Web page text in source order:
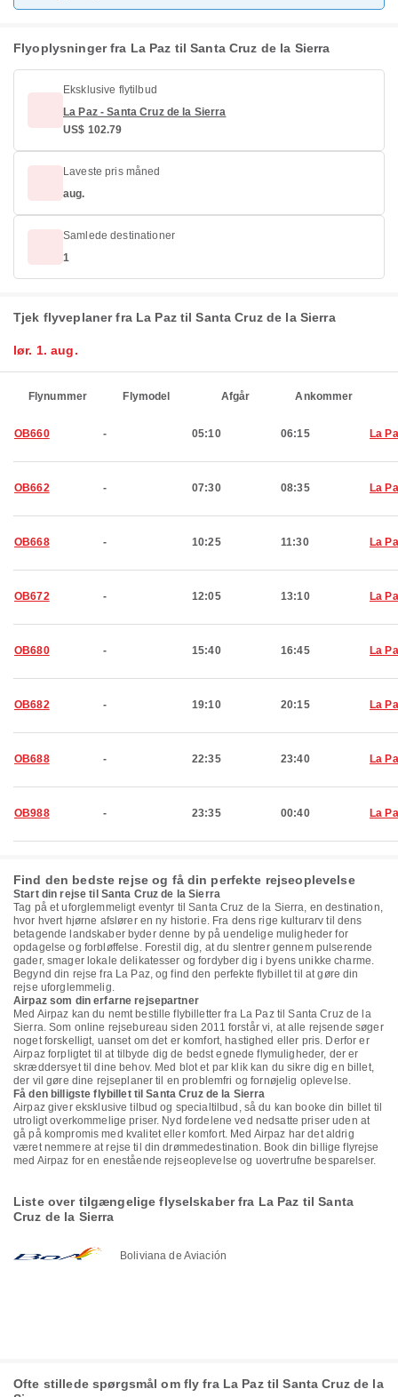
Flyoplysninger fra La Paz til Santa Cruz de la Sierra
Eksklusive flytilbud
La Paz - Santa Cruz de la Sierra
US$ 102.79
Laveste pris måned
aug.
Samlede destinationer
1
Tjek flyveplaner fra La Paz til Santa Cruz de la Sierra
lør. 1. aug.
Flynummer Flymodel Afgår Ankommer
OB660 - 05:10 06:15 La
OB662 - 07:30 08:35 La
OB668 - 10:25 11:30 La
OB672 - 12:05 13:10 La
OB680 - 15:40 16:45 La
OB682 - 19:10 20:15 La
OB688 - 22:35 23:40 La
OB988 - 23:35 00:40 La
Find den bedste rejse og få din perfekte rejseoplevelse
Start din rejse til Santa Cruz de la Sierra
Tag på et uforglemmeligt eventyr til Santa Cruz de la Sierra, en destination,
hvor hvert hjørne afslører en ny historie. Fra dens rige kulturarv til dens
betagende landskaber byder denne by på uendelige muligheder for
opdagelse og forbløffelse. Forestil dig, at du slentrer gennem pulserende
gader, smager lokale delikatesser og fordyber dig i byens unikke charme.
Begynd din rejse fra La Paz, og find den perfekte flybillet til at gøre din
rejse uforglemmelig.
Airpaz som din erfarne rejsepartner
Med Airpaz kan du nemt bestille flybilletter fra La Paz til Santa Cruz de la
Sierra. Som online rejsebureau siden 2011 forstår vi, at alle rejsende søger
noget forskelligt, uanset om det er komfort, hastighed eller pris. Derfor er
Airpaz forpligtet til at tilbyde dig de bedst egnede flymuligheder, der er
skræddersyet til dine behov. Med blot et par klik kan du sikre dig en billet,
der vil gøre dine rejseplaner til en problemfri og fornøjelig oplevelse.
Få den billigste flybillet til Santa Cruz de la Sierra
Airpaz giver eksklusive tilbud og specialtilbud, så du kan booke din billet til
utroligt overkommelige priser. Nyd fordelene ved nedsatte priser uden at
gå på kompromis med kvalitet eller komfort. Med Airpaz har det aldrig
været nemmere at rejse til din drømmedestination. Book din billige flyrejse
med Airpaz for en enestående rejseoplevelse og uovertrufne besparelser.
Liste over tilgængelige flyselskaber fra La Paz til Santa
Cruz de la Sierra
Boliviana de Aviación
Ofte stillede spørgsmål om fly fra La Paz til Santa Cruz de la